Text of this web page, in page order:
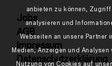
Jobs
AGB
Impressum
Datenschutzerklärung
anbieten zu können,
analysieren und
Webseiten an unsere Partner
Medien, Anzeigen und
Nutzung von Cookies auf